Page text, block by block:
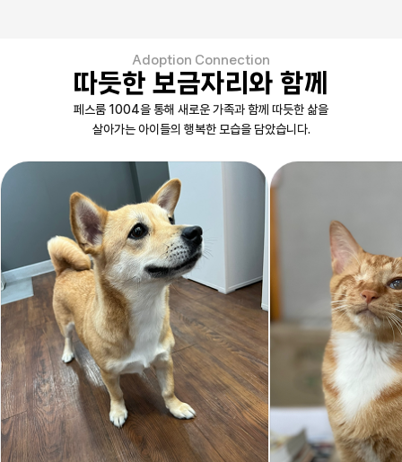
Adoption Connection
따듯한 보금자리와 함께
페스룸 1004을 통해 새로운 가족과 함께 따듯한 삶을
살아가는 아이들의 행복한 모습을 담았습니다.